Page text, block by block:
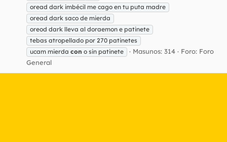
oread dark imbécil me cago en tu puta madre
oread dark saco de mierda
oreod dark lleva al doraemon e patinete
tebas atropellado por 270 patinetes
ucam mierda con o sin patinete Masunos: 314 Foro: Foro
General